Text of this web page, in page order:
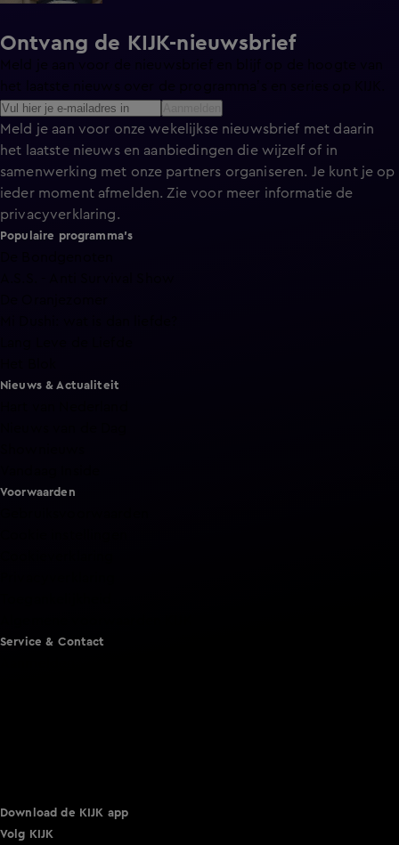
Ontvang de KIJK-nieuwsbrief
Meld je aan voor onze wekelijkse nieuwsbrief met daarin
het laatste nieuws en aanbiedingen die wijzelf of in
samenwerking met onze partners organiseren. Je kunt je op
ieder moment afmelden. Zie voor meer informatie de
privacyverklaring.
Populaire programma's
Nieuws & Actualiteit
Voorwaarden
Service & Contact
Download de KIJK app
Volg KIJK